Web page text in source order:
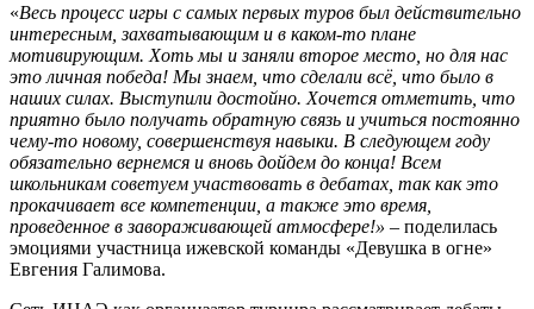
«Весь процесс игры с самых первых туров был действительно
интересным, захватывающим и в каком-то плане
мотивирующим. Хоть мы и заняли второе место, но для нас
это личная победа! Мы знаем, что сделали всё, что было в
наших силах. Выступили достойно. Хочется отметить, что
приятно было получать обратную связь и учиться постоянно
чему-то новому, совершенствуя навыки. В следующем году
обязательно вернемся и вновь дойдем до конца! Всем
школьникам советуем участвовать в дебатах , так как это
прокачивает все компетенции, а также это время,
проведенное в завораживающей атмосфере!» – поделилась
эмоциями участница ижевской команды «Девушка в огне»
Евгения Галимова.